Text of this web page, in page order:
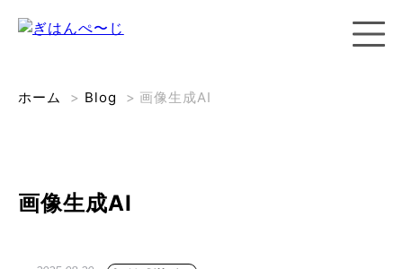
ホーム > Blog > 画像生成AI
画像生成AI